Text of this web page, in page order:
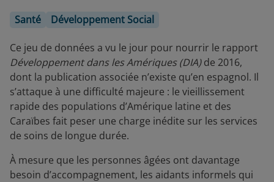
Santé Développement Social
Ce jeu de données a vu le jour pour nourrir le rapport
Développement dans les Amériques (DIA)de 2016,
dont la publication associée n’existe qu’en espagnol. Il
s’attaque à une difficulté majeure : le vieillissement
rapide des populations d’Amérique latine et des
Caraïbes fait peser une charge inédite sur les services
de soins de longue durée.
À mesure que les personnes âgées ont davantage
besoin d’accompagnement, les aidants informels qui